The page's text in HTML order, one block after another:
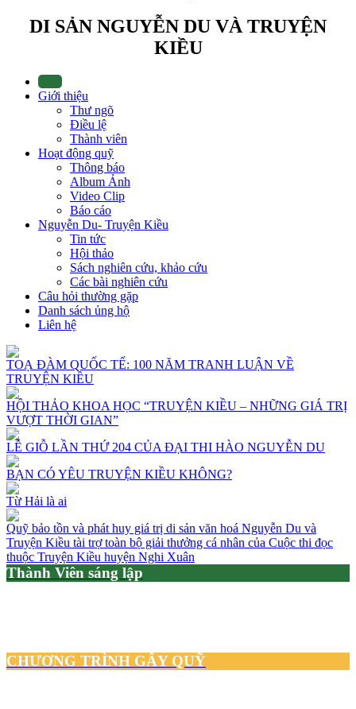
DI SẢN NGUYỄN DU VÀ TRUYỆN
KIỀU
Giới thiệu
Thư ngõ
Điều lệ
Thành viên
Hoạt động quỹ
Thông báo
Album Ảnh
Video Clip
Báo cáo
Nguyễn Du- Truyện Kiều
Tin tức
Hội thảo
Sách nghiên cứu, khảo cứu
Các bài nghiên cứu
Câu hỏi thường gặp
Danh sách ủng hộ
Liên hệ
TOẠ ĐÀM QUỐC TẾ: 100 NĂM TRANH LUẬN VỀ
TRUYỆN KIỀU
HỘI THẢO KHOA HỌC “TRUYỆN KIỀU – NHỮNG GIÁ TRỊ
VƯỢT THỜI GIAN”
LỄ GIỖ LẦN THỨ 204 CỦA ĐẠI THI HÀO NGUYỄN DU
BẠN CÓ YÊU TRUYỆN KIỀU KHÔNG?
Từ Hải là ai
Quỹ bảo tồn và phát huy giá trị di sản văn hoá Nguyễn Du và
Truyện Kiều tài trợ toàn bộ giải thưởng cá nhân của Cuộc thi đọc
thuộc Truyện Kiều huyện Nghi Xuân
Thành Viên sáng lập
CHƯƠNG TRÌNH GÂY QUỸ